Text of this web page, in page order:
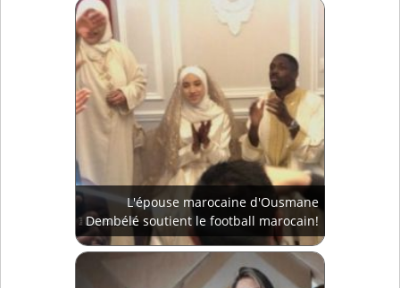
L'épouse marocaine d'Ousmane
Dembélé soutient le football marocain!